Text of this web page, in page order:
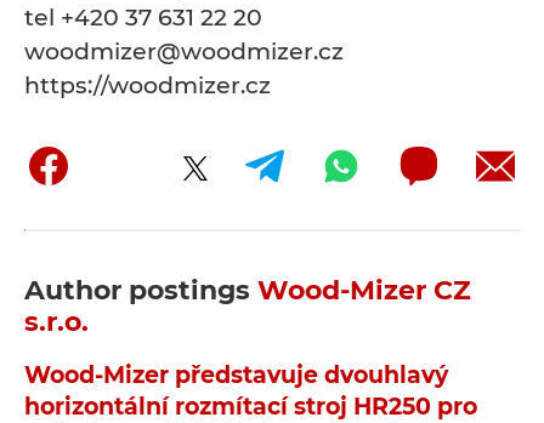
tel +420 37 631 22 20
woodmizer@woodmizer.cz
https://woodmizer.cz
Author postings Wood-Mizer CZ
s.r.o.
Wood-Mizer představuje dvouhlavý
horizontální rozmítací stroj HR250 pro